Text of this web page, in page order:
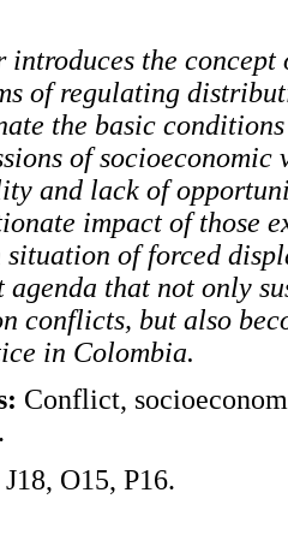
introduces the
of regulating
the basic
of
and lack of
impact of those
situation of forced
that not only
conflicts, but also
in Colombia.
Conflict,
J18, O15, P16.